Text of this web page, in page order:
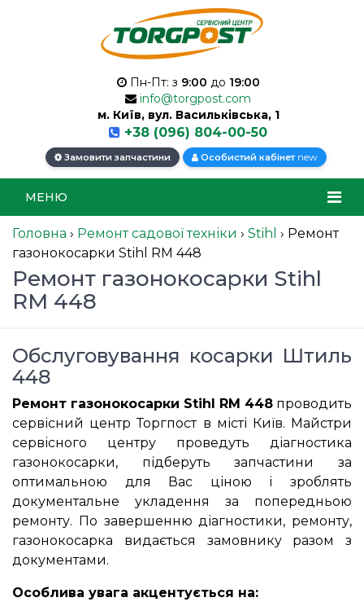
Пн-Пт: з 9:00 до 19:00
info@torgpost.com
м. Київ, вул. Васильківська, 1
+38 (096) 804-00-50
Замовити запчастини Особистий кабінет new
МЕНЮ
Головна › Ремонт садової техніки › Stihl › Ремонт
газонокосарки Stihl RM 448
Ремонт газонокосарки Stihl
RM 448
Обслуговування косарки Штиль
448
Ремонт газонокосарки Stihl RM 448 проводить
сервісний центр Торгпост в місті Київ. Майстри
сервісного центру проведуть діагностика
газонокосарки, підберуть запчастини за
оптимальною для Вас ціною і зроблять
документальне укладення за попередньою
ремонту. По завершенню діагностики, ремонту,
газонокосарка видається замовнику разом з
документами.
Особлива увага акцентується на: